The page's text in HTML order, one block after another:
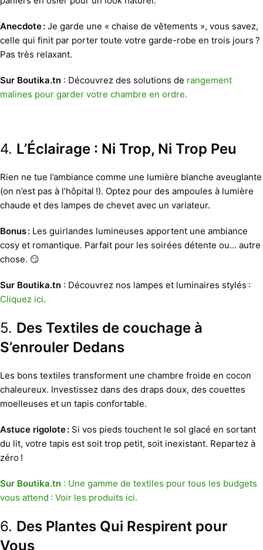
Anecdote : Je garde une « chaise de vêtements », vous savez,
celle qui finit par porter toute votre garde-robe en trois jours ?
Pas très relaxant.
Sur Boutika.tn : Découvrez des solutions de rangement
malines pour garder votre chambre en ordre.
4. L’Éclairage : Ni Trop, Ni Trop Peu
Rien ne tue l’ambiance comme une lumière blanche aveuglante
(on n’est pas à l’hôpital !). Optez pour des ampoules à lumière
chaude et des lampes de chevet avec un variateur.
Bonus : Les guirlandes lumineuses apportent une ambiance
cosy et romantique. Parfait pour les soirées détente ou… autre
chose. 😏
Sur Boutika.tn : Découvrez nos lampes et luminaires stylés :
Cliquez ici.
5. Des Textiles de couchage à
S’enrouler Dedans
Les bons textiles transforment une chambre froide en cocon
chaleureux. Investissez dans des draps doux, des couettes
moelleuses et un tapis confortable.
Astuce rigolote : Si vos pieds touchent le sol glacé en sortant
du lit, votre tapis est soit trop petit, soit inexistant. Repartez à
zéro !
Sur Boutika.tn : Une gamme de textiles pour tous les budgets
vous attend : Voir les produits ici.
6. Des Plantes Qui Respirent pour
Vous